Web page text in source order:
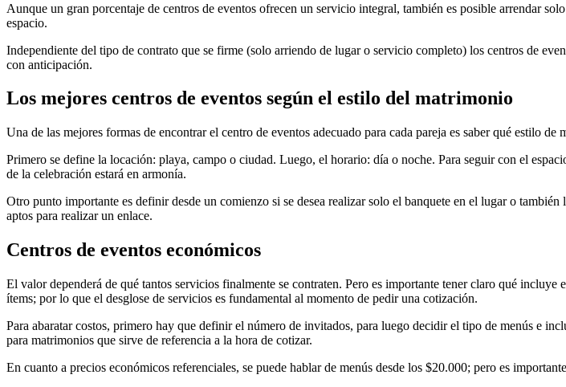
Aunque un gran porcentaje de centros de eventos ofrecen un servicio integral, también es posible arrendar
espacio.
Independiente del tipo de contrato que se firme (solo arriendo de lugar o servicio completo) los centros de
con anticipación.
Los mejores centros de eventos según el estilo del matrimonio
Una de las mejores formas de encontrar el centro de eventos adecuado para cada pareja es saber qué estilo
Primero se define la locación: playa, campo o ciudad. Luego, el horario: día o noche. Para seguir con el
de la celebración estará en armonía.
Otro punto importante es definir desde un comienzo si se desea realizar solo el banquete en el lugar o
aptos para realizar un enlace.
Centros de eventos económicos
El valor dependerá de qué tantos servicios finalmente se contraten. Pero es importante tener claro qué
ítems; por lo que el desglose de servicios es fundamental al momento de pedir una cotización.
Para abaratar costos, primero hay que definir el número de invitados, para luego decidir el tipo de menús e
para matrimonios que sirve de referencia a la hora de cotizar.
En cuanto a precios económicos referenciales, se puede hablar de menús desde los $20.000; pero es